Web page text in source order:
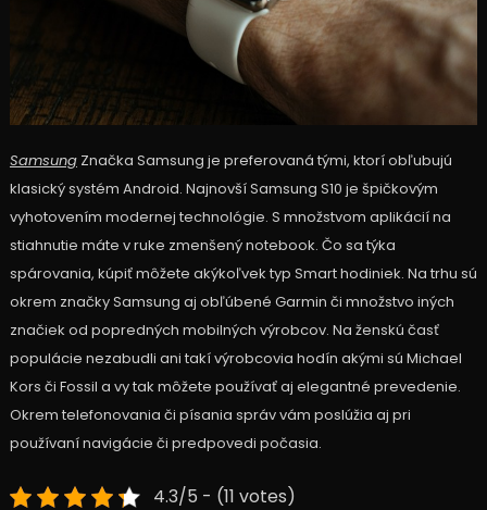
SamsungZnačka Samsung je preferovaná tými, ktorí obľubujú
klasický systém Android. Najnovší Samsung S10 je špičkovým
vyhotovením modernej technológie. S množstvom aplikácií na
stiahnutie máte v ruke zmenšený notebook. Čo sa týka
spárovania, kúpiť môžete akýkoľvek typ Smart hodiniek. Na trhu sú
okrem značky Samsung aj obľúbené Garmin či množstvo iných
značiek od popredných mobilných výrobcov. Na ženskú časť
populácie nezabudli ani takí výrobcovia hodín akými sú Michael
Kors či Fossil a vy tak môžete používať aj elegantné prevedenie.
Okrem telefonovania či písania správ vám poslúžia aj pri
používaní navigácie či predpovedi počasia.
4.3/5 - (11 votes)